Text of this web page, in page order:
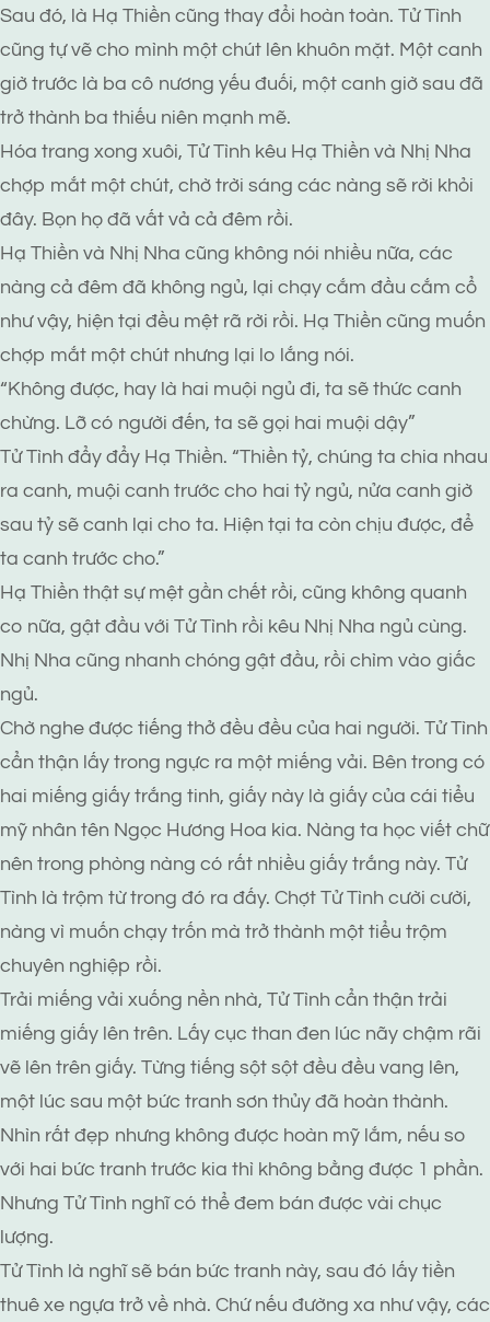
Sau đó, là Hạ Thiền cũng thay đổi hoàn toàn. Tử Tình
cũng tự vẽ cho mình một chút lên khuôn mặt. Một canh
giờ trước là ba cô nương yếu đuối, một canh giờ sau đã
trở thành ba thiếu niên mạnh mẽ.
Hóa trang xong xuôi, Tử Tình kêu Hạ Thiền và Nhị Nha
chợp mắt một chút, chờ trời sáng các nàng sẽ rời khỏi
đây. Bọn họ đã vất vả cả đêm rồi.
Hạ Thiền và Nhị Nha cũng không nói nhiều nữa, các
nàng cả đêm đã không ngủ, lại chạy cắm đầu cắm cổ
như vậy, hiện tại đều mệt rã rời rồi. Hạ Thiền cũng muốn
chợp mắt một chút nhưng lại lo lắng nói.
“Không được, hay là hai muội ngủ đi, ta sẽ thức canh
chừng. Lỡ có người đến, ta sẽ gọi hai muội dậy”
Tử Tình đẩy đẩy Hạ Thiền. “Thiền tỷ, chúng ta chia nhau
ra canh, muội canh trước cho hai tỷ ngủ, nửa canh giờ
sau tỷ sẽ canh lại cho ta. Hiện tại ta còn chịu được, để
ta canh trước cho.”
Hạ Thiền thật sự mệt gần chết rồi, cũng không quanh
co nữa, gật đầu với Tử Tình rồi kêu Nhị Nha ngủ cùng.
Nhị Nha cũng nhanh chóng gật đầu, rồi chìm vào giấc
ngủ.
Chờ nghe được tiếng thở đều đều của hai người. Tử Tình
cẩn thận lấy trong ngực ra một miếng vải. Bên trong có
hai miếng giấy trắng tinh, giấy này là giấy của cái tiểu
mỹ nhân tên Ngọc Hương Hoa kia. Nàng ta học viết chữ
nên trong phòng nàng có rất nhiều giấy trắng này. Tử
Tình là trộm từ trong đó ra đấy. Chợt Tử Tình cười cười,
nàng vì muốn chạy trốn mà trở thành một tiểu trộm
chuyên nghiệp rồi.
Trải miếng vải xuống nền nhà, Tử Tình cẩn thận trải
miếng giấy lên trên. Lấy cục than đen lúc nãy chậm rãi
vẽ lên trên giấy. Từng tiếng sột sột đều đều vang lên,
một lúc sau một bức tranh sơn thủy đã hoàn thành.
Nhìn rất đẹp nhưng không được hoàn mỹ lắm, nếu so
với hai bức tranh trước kia thì không bằng được 1 phần.
Nhưng Tử Tình nghĩ có thể đem bán được vài chục
lượng.
Tử Tình là nghĩ sẽ bán bức tranh này, sau đó lấy tiền
thuê xe ngựa trở về nhà. Chứ nếu đường xa như vậy, các